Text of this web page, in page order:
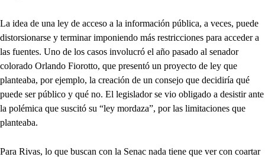
La idea de una ley de acceso a la información pública, a veces, puede
distorsionarse y terminar imponiendo más restricciones para acceder a
las fuentes. Uno de los casos involucró el año pasado al senador
colorado Orlando Fiorotto, que presentó un proyecto de ley que
planteaba, por ejemplo, la creación de un consejo que decidiría qué
puede ser público y qué no. El legislador se vio obligado a desistir ante
la polémica que suscitó su “ley mordaza”, por las limitaciones que
planteaba.
Para Rivas, lo que buscan con la Senac nada tiene que ver con coartar